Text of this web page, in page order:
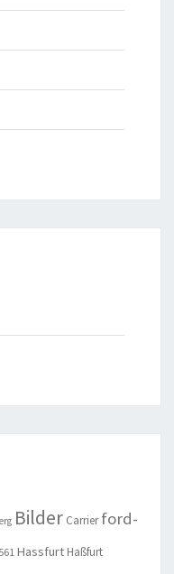
Bilder Carrier ford-
Hassfurt Haßfurt